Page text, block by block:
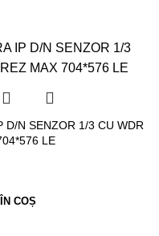
D/N SENZOR 1/3 CU WDR
LE
COȘ